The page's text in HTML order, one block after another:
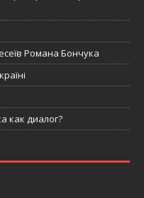
Романа Бончука
как диалог?